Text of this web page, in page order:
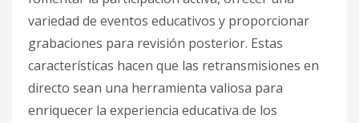
variedad de eventos educativos y proporcionar
grabaciones para revisión posterior. Estas
características hacen que las retransmisiones en
directo sean una herramienta valiosa para
enriquecer la experiencia educativa de los